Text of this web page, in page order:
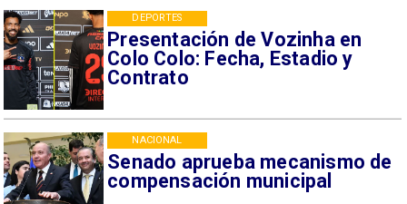
Presentación de Vozinha en
Colo Colo: Fecha, Estadio y
Contrato
DEPORTES
Senado aprueba mecanismo de
compensación municipal
NACIONAL